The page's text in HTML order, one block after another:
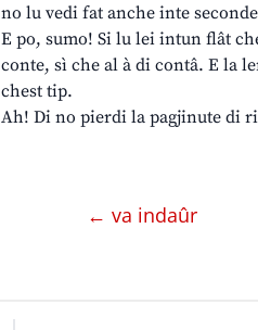
no lu vedi fat anche inte
E po, sumo! Si lu lei intun flât
conte, sì che al à di contâ. E la
chest tip.
Ah! Di no pierdi la pagjinute di
← va indaûr